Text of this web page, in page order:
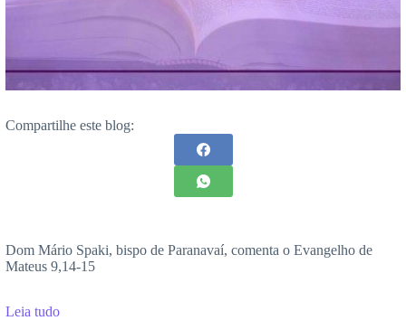
Compartilhe este blog:
Dom Mário Spaki, bispo de Paranavaí, comenta o Evangelho de
Mateus 9,14-15
Leia tudo